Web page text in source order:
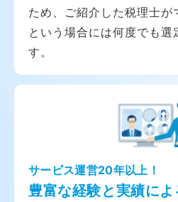
ため、ご紹介した税理士が
という場合には何度でも選
す。
サービス運営20年以上！
豊富な経験と実績に